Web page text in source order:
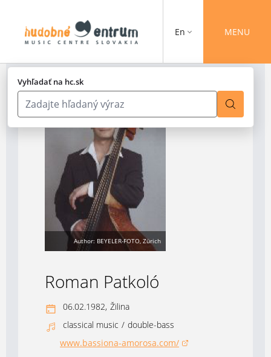
Vyhľadať na hc.sk
En MENU
Author: BEYELER-FOTO, Zürich
Roman Patkoló
06.02.1982, Žilina
classical music / double-bass
www.bassiona-amorosa.com/
(opens in a new window)